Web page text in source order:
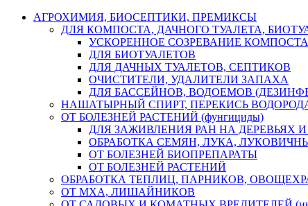
АГРОХИМИЯ, БИОСЕПТИКИ, ПРЕМИКСЫ
ДЛЯ КОМПОСТА, ДАЧНОГО ТУАЛЕТА,
УСКОРЕННОЕ СОЗРЕВАНИЕ КОМПОСТА
ДЛЯ БИОТУАЛЕТОВ
ДЛЯ ДАЧНЫХ ТУАЛЕТОВ, СЕПТИКОВ
ОЧИСТИТЕЛИ, УДАЛИТЕЛИ ЗАПАХА
ДЛЯ БАССЕЙНОВ, ВОДОЕМОВ
НАШАТЫРНЫЙ СПИРТ, ПЕРЕКИСЬ
ОТ БОЛЕЗНЕЙ РАСТЕНИЙ (фунгициды)
ДЛЯ ЗАЖИВЛЕНИЯ РАН НА ДЕРЕВЬЯХ
ОБРАБОТКА СЕМЯН, ЛУКА,
ОТ БОЛЕЗНЕЙ БИОПРЕПАРАТЫ
ОТ БОЛЕЗНЕЙ РАСТЕНИЙ
ОБРАБОТКА ТЕПЛИЦ, ПАРНИКОВ,
ОТ МХА, ЛИШАЙНИКОВ